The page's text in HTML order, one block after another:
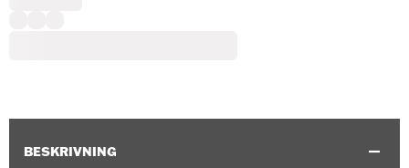
BESKRIVNING